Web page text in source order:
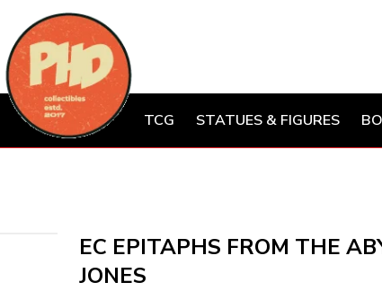
TCG STATUES & FIGURES
EC EPITAPHS FROM THE
JONES